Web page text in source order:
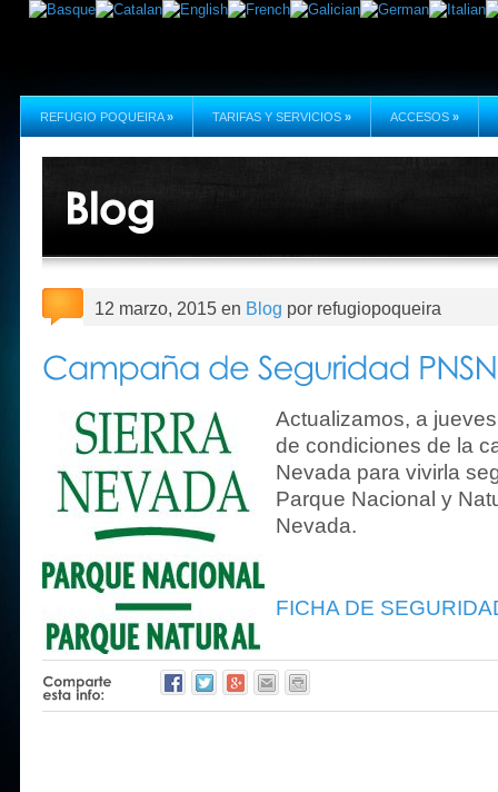
REFUGIO POQUEIRA » TARIFAS Y SERVICIOS » ACCESOS »
12 marzo, 2015 en Blog por refugiopoqueira
Actualizamos, a
de condiciones de la
Nevada para vivirla
Parque Nacional y
Nevada.
FICHA DE